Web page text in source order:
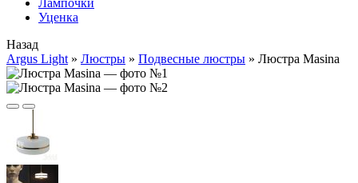
Лампочки
Уценка
Назад
Argus Light » Люстры » Подвесные люстры » Люстра Masina